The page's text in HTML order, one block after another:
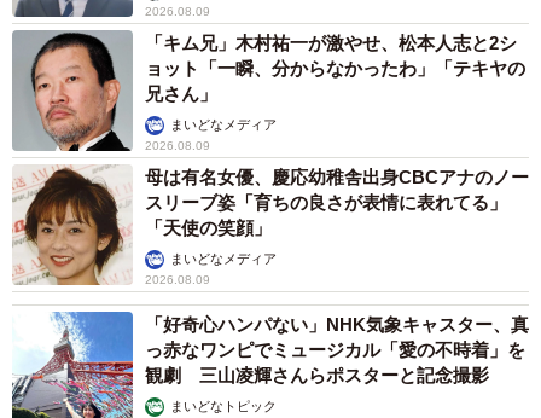
2026.08.09
「キム兄」木村祐一が激やせ、松本人志と2シ
ョット「一瞬、分からなかったわ」「テキヤの
兄さん」
まいどなメディア
2026.08.09
母は有名女優、慶応幼稚舎出身CBCアナのノー
スリーブ姿「育ちの良さが表情に表れてる」
「天使の笑顔」
まいどなメディア
2026.08.09
「好奇心ハンパない」NHK気象キャスター、真
っ赤なワンピでミュージカル「愛の不時着」を
観劇 三山凌輝さんらポスターと記念撮影
まいどなトピック